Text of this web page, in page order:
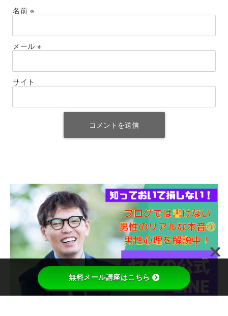
名前 ※
メール ※
サイト
無料メール講座はこちら